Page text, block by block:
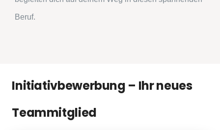
Beruf.
Initiativbewerbung – Ihr neues
Teammitglied